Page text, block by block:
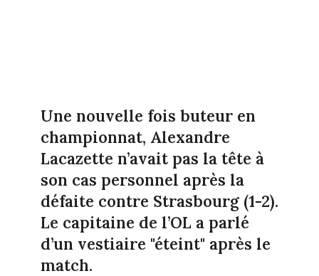
Une nouvelle fois buteur en
championnat, Alexandre
Lacazette n’avait pas la tête à
son cas personnel après la
défaite contre Strasbourg (1-2).
Le capitaine de l’OL a parlé
d’un vestiaire "éteint" après le
match.